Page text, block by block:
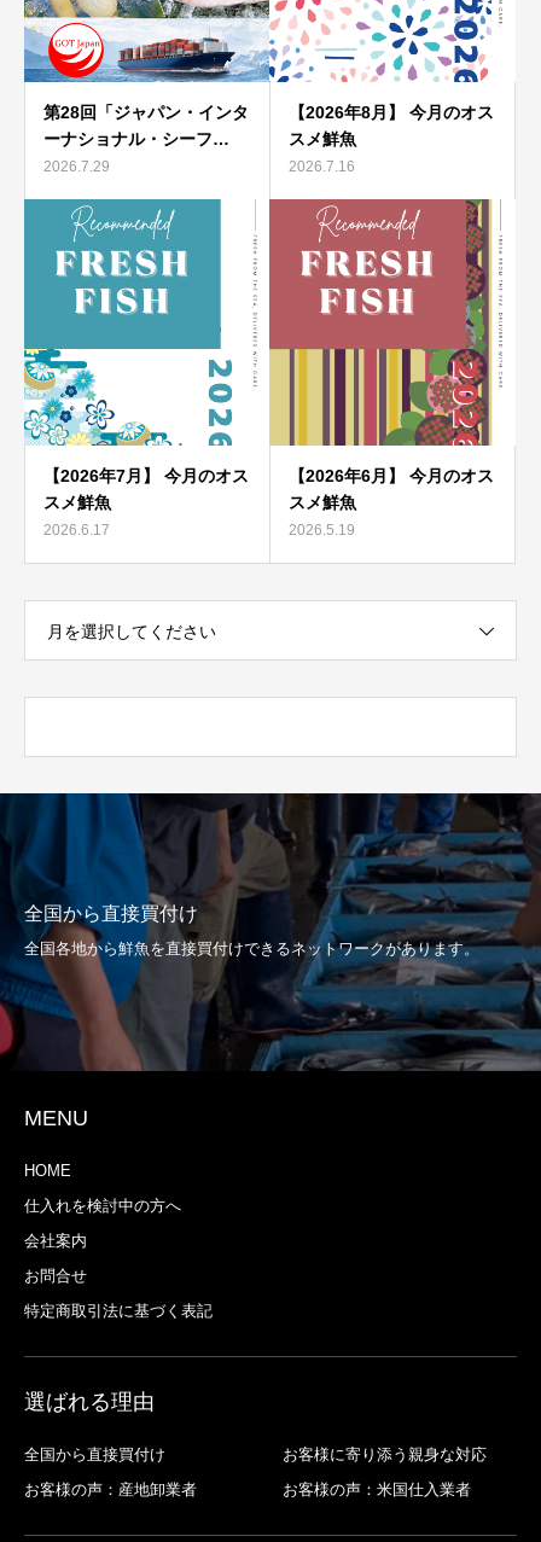
第28回「ジャパン・インタ
ーナショナル・シーフ…
2026.7.29
【2026年8月】 今月のオス
スメ鮮魚
2026.7.16
【2026年7月】 今月のオス
スメ鮮魚
2026.6.17
【2026年6月】 今月のオス
スメ鮮魚
2026.5.19
月を選択してください
全国から直接買付け
全国各地から鮮魚を直接買付けできるネットワークがあります。
MENU
HOME
仕入れを検討中の方へ
会社案内
お問合せ
特定商取引法に基づく表記
選ばれる理由
全国から直接買付け
お客様に寄り添う親身な対応
お客様の声：産地卸業者
お客様の声：米国仕入業者